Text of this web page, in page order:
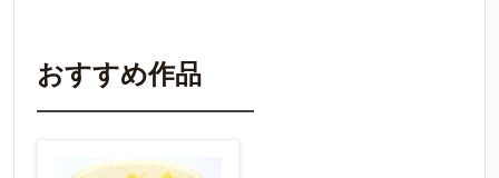
※不明な項目は空欄で結構です。
▼
おすすめ作品